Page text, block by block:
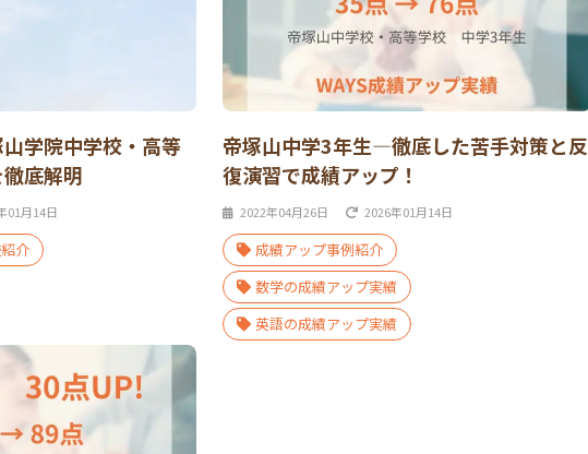
山学院中学校・高等
底解明
01月14日
介
帝塚山中学3年生―徹底した苦手対策と反
復演習で成績アップ！
2022年04月26日 2026年01月14日
成績アップ事例紹介
数学の成績アップ実績
英語の成績アップ実績